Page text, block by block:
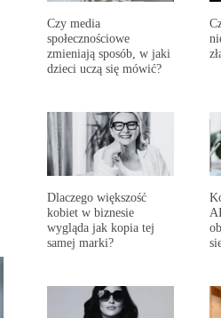
Czy media
społecznościowe
zmieniają sposób, w jaki
dzieci uczą się mówić?
Dlaczego większość
kobiet w biznesie
wygląda jak kopia tej
samej marki?